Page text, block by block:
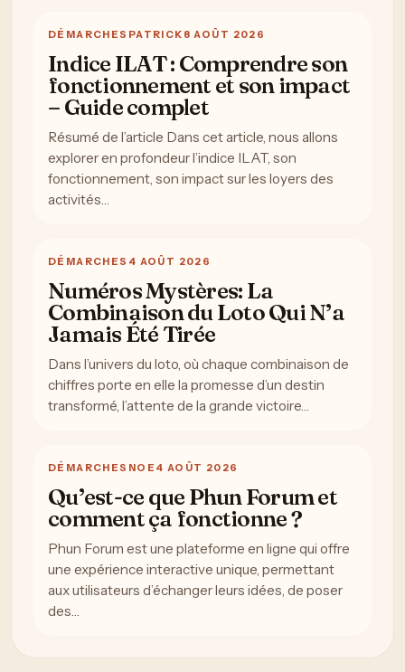
DÉMARCHES PATRICK 8 AOÛT 2026
Indice ILAT : Comprendre son
fonctionnement et son impact
– Guide complet
Résumé de l’article Dans cet article, nous allons
explorer en profondeur l’indice ILAT, son
fonctionnement, son impact sur les loyers des
activités…
DÉMARCHES 4 AOÛT 2026
Numéros Mystères: La
Combinaison du Loto Qui N’a
Jamais Été Tirée
Dans l’univers du loto, où chaque combinaison de
chiffres porte en elle la promesse d’un destin
transformé, l’attente de la grande victoire…
DÉMARCHES NOE 4 AOÛT 2026
Qu’est-ce que Phun Forum et
comment ça fonctionne ?
Phun Forum est une plateforme en ligne qui offre
une expérience interactive unique, permettant
aux utilisateurs d’échanger leurs idées, de poser
des…